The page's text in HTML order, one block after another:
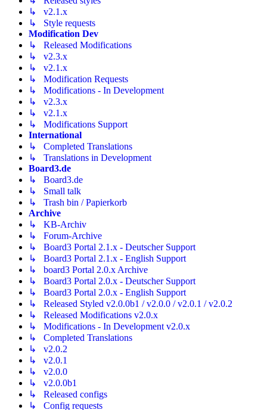
↳ v2.1.x
↳ Style requests
Modification Dev
↳ Released Modifications
↳ v2.3.x
↳ v2.1.x
↳ Modification Requests
↳ Modifications - In Development
↳ v2.3.x
↳ v2.1.x
↳ Modifications Support
International
↳ Completed Translations
↳ Translations in Development
Board3.de
↳ Board3.de
↳ Small talk
↳ Trash bin / Papierkorb
Archive
↳ KB-Archiv
↳ Forum-Archive
↳ Board3 Portal 2.1.x - Deutscher Support
↳ Board3 Portal 2.1.x - English Support
↳ board3 Portal 2.0.x Archive
↳ Board3 Portal 2.0.x - Deutscher Support
↳ Board3 Portal 2.0.x - English Support
↳ Released Styled v2.0.0b1 / v2.0.0 / v2.0.1 / v2.0.2
↳ Released Modifications v2.0.x
↳ Modifications - In Development v2.0.x
↳ Completed Translations
↳ v2.0.2
↳ v2.0.1
↳ v2.0.0
↳ v2.0.0b1
↳ Released configs
↳ Config requests